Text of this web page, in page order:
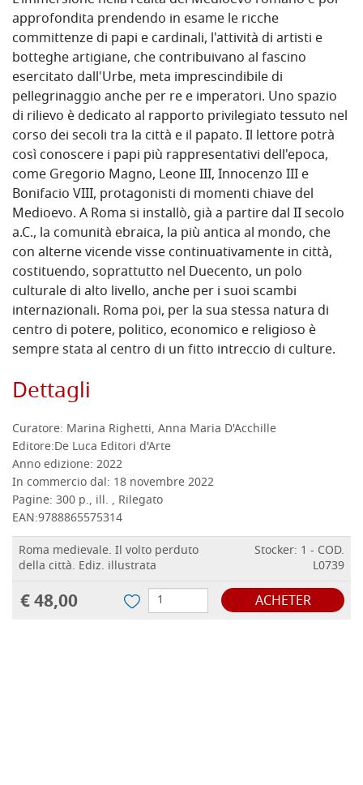
approfondita prendendo in esame le ricche
committenze di papi e cardinali, l'attività di artisti e
botteghe artigiane, che contribuivano al fascino
esercitato dall'Urbe, meta imprescindibile di
pellegrinaggio anche per re e imperatori. Uno spazio
di rilievo è dedicato al rapporto privilegiato tessuto nel
corso dei secoli tra la città e il papato. Il lettore potrà
così conoscere i papi più rappresentativi dell'epoca,
come Gregorio Magno, Leone III, Innocenzo III e
Bonifacio VIII, protagonisti di momenti chiave del
Medioevo. A Roma si installò, già a partire dal II secolo
a.C., la comunità ebraica, la più antica al mondo, che
con alterne vicende visse continuativamente in città,
costituendo, soprattutto nel Duecento, un polo
culturale di alto livello, anche per i suoi scambi
internazionali. Roma poi, per la sua stessa natura di
centro di potere, politico, economico e religioso è
sempre stata al centro di un fitto intreccio di culture.
Dettagli
Curatore: Marina Righetti, Anna Maria D'Acchille
Editore:De Luca Editori d'Arte
Anno edizione: 2022
In commercio dal: 18 novembre 2022
Pagine: 300 p., ill. , Rilegato
EAN:9788865575314
Roma medievale. Il volto perduto
della città. Ediz. illustrata
Stocker: 1 - COD.
L0739
€ 48,00 ACHETER